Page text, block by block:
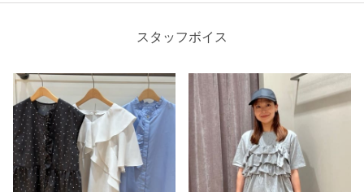
スタッフボイス